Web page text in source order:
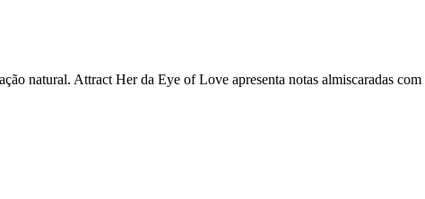
natural. Attract Her da Eye of Love apresenta notas almiscaradas